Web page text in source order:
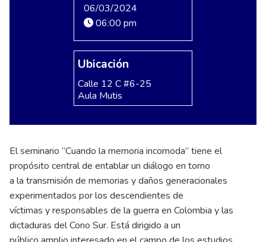
06/03/2024
06:00 pm
Ubicación
Calle 12 C #6-25
Aula Mutis
El seminario “Cuando la memoria incomoda” tiene el
propósito central de entablar un diálogo en torno
a la transmisión de memorias y daños generacionales
experimentados por los descendientes de
víctimas y responsables de la guerra en Colombia y las
dictaduras del Cono Sur. Está dirigido a un